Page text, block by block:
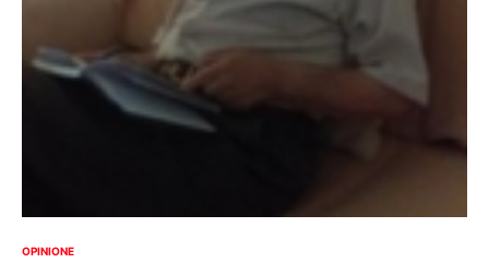
OPINIONE